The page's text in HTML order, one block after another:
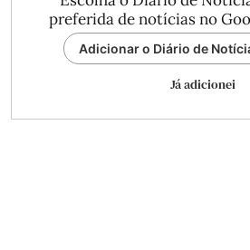
preferida de notícias no
Adicionar o Diário de
Já adicionei